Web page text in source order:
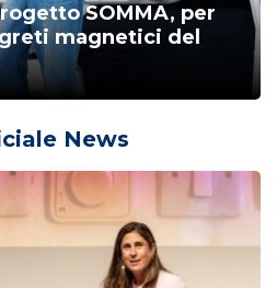
SOMMA, per
magnetici del
News